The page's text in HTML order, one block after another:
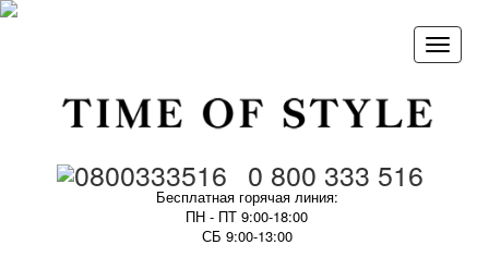
0 800 333 516
Бесплатная горячая линия:
ПН - ПТ 9:00-18:00
СБ 9:00-13:00